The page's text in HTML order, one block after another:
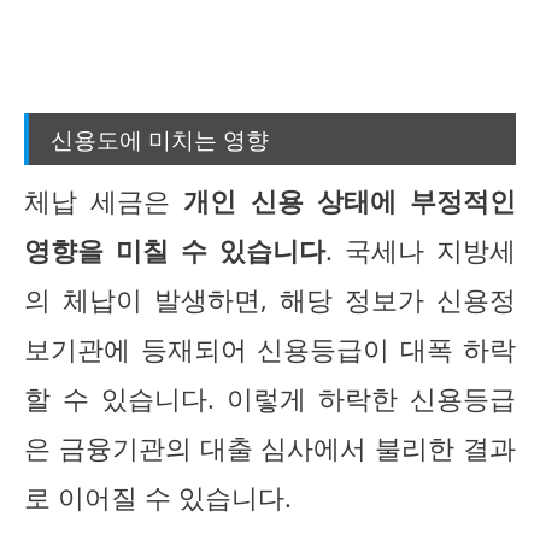
신용도에 미치는 영향
체납 세금은개인 신용 상태에 부정적인
영향을 미칠 수 있습니다. 국세나 지방세
의 체납이 발생하면, 해당 정보가 신용정
보기관에 등재되어 신용등급이 대폭 하락
할 수 있습니다. 이렇게 하락한 신용등급
은 금융기관의 대출 심사에서 불리한 결과
로 이어질 수 있습니다.